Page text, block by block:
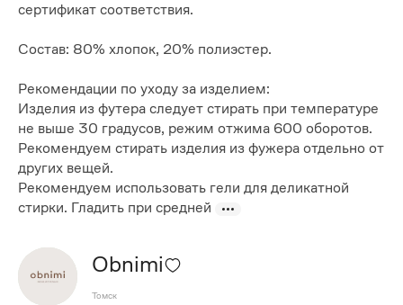
сертификат соответствия.
Состав: 80% хлопок, 20% полиэстер.
Рекомендации по уходу за изделием:
Изделия из футера следует стирать при температуре
не выше 30 градусов, режим отжима 600 оборотов.
Рекомендуем стирать изделия из фужера отдельно от
других вещей.
Рекомендуем использовать гели для деликатной
стирки. Гладить при средней
Obnimi
Томск